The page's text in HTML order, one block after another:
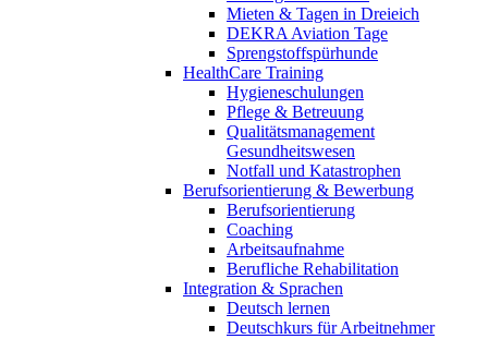
Mieten & Tagen in Dreieich
DEKRA Aviation Tage
Sprengstoffspürhunde
HealthCare Training
Hygieneschulungen
Pflege & Betreuung
Qualitätsmanagement
Gesundheitswesen
Notfall und Katastrophen
Berufsorientierung & Bewerbung
Berufsorientierung
Coaching
Arbeitsaufnahme
Berufliche Rehabilitation
Integration & Sprachen
Deutsch lernen
Deutschkurs für Arbeitnehmer